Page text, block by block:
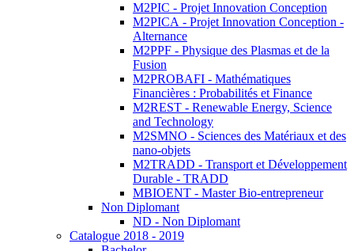
M2PIC - Projet Innovation Conception
M2PICA - Projet Innovation Conception -
Alternance
M2PPF - Physique des Plasmas et de la
Fusion
M2PROBAFI - Mathématiques
Financières : Probabilités et Finance
M2REST - Renewable Energy, Science
and Technology
M2SMNO - Sciences des Matériaux et des
nano-objets
M2TRADD - Transport et Développement
Durable - TRADD
MBIOENT - Master Bio-entrepreneur
Non Diplomant
ND - Non Diplomant
Catalogue 2018 - 2019